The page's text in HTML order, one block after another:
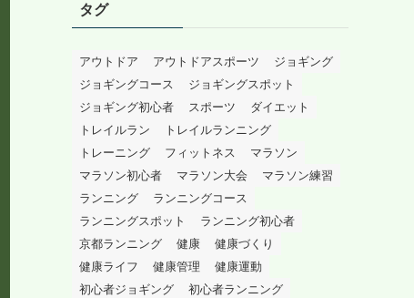
タグ
アウトドア アウトドアスポーツ
ジョギング
ジョギングコース
ジョギングスポット
ジョギング初心者
スポーツ
ダイエット
トレイルラン
トレイルランニング
トレーニング
フィットネス
マラソン
マラソン初心者
マラソン大会
マラソン練習
ランニング
ランニングコース
ランニングスポット
ランニング初心者
京都ランニング
健康
健康づくり
健康ライフ
健康管理
健康運動
初心者ジョギング
初心者ランニング